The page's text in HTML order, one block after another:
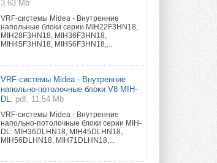
3.63 Mb
VRF-системы Midea - Внутренние
напольные блоки серии MIH22F3HN18,
MIH28F3HN18, MIH36F3HN18,
MIH45F3HN18, MIH56F3HN18,...
VRF-системы Midea - Внутренние
напольно-потолочные блоки V8 MIH-
DL.
pdf, 11.54 Mb
VRF-системы Midea - Внутренние
напольно-потолочные блоки серии MIH-
DL: MIH36DLHN18, MIH45DLHN18,
MIH56DLHN18, MIH71DLHN18,...